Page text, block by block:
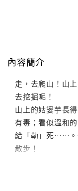
內容簡介
走，去爬山！山
去挖掘呢！
山上的姑婆芋長
有毒；看似溫和
給「勒」死……。
散步！